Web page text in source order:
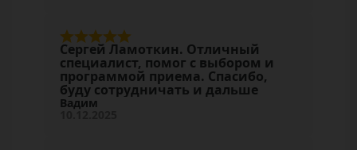
Сергей Ламоткин. Отличный
специалист, помог с выбором и
программой приема. Спасибо,
буду сотрудничать и дальше
Вадим